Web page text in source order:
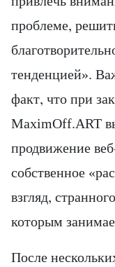
проблеме,
тенденцией».
факт, что при
MaximOff.ART
продвижение
собственное
взгляд,
которым
После